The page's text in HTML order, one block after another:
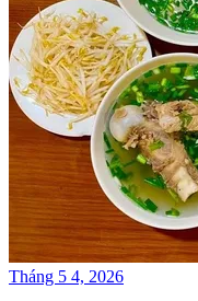
Tháng 5 4, 2026